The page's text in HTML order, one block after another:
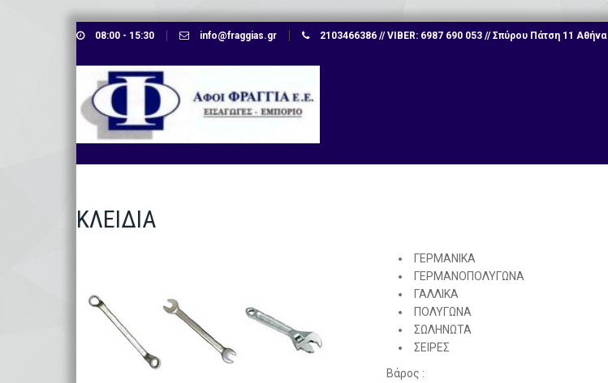
Skip
content
08:00 - 15:30 info@fraggias.gr 2103466386 // VIBER: 6987 690 053 // Σπύρου Πάτση 11 Αθήνα
ΚΛΕΙΔΙΑ
ΓΕΡΜΑΝΙΚΑ
ΓΕΡΜΑΝΟΠΟΛΥΓΩΝΑ
ΓΑΛΛΙΚΑ
ΠΟΛΥΓΩΝΑ
ΣΩΛΗΝΩΤΑ
ΣΕΙΡΕΣ
Βάρος :